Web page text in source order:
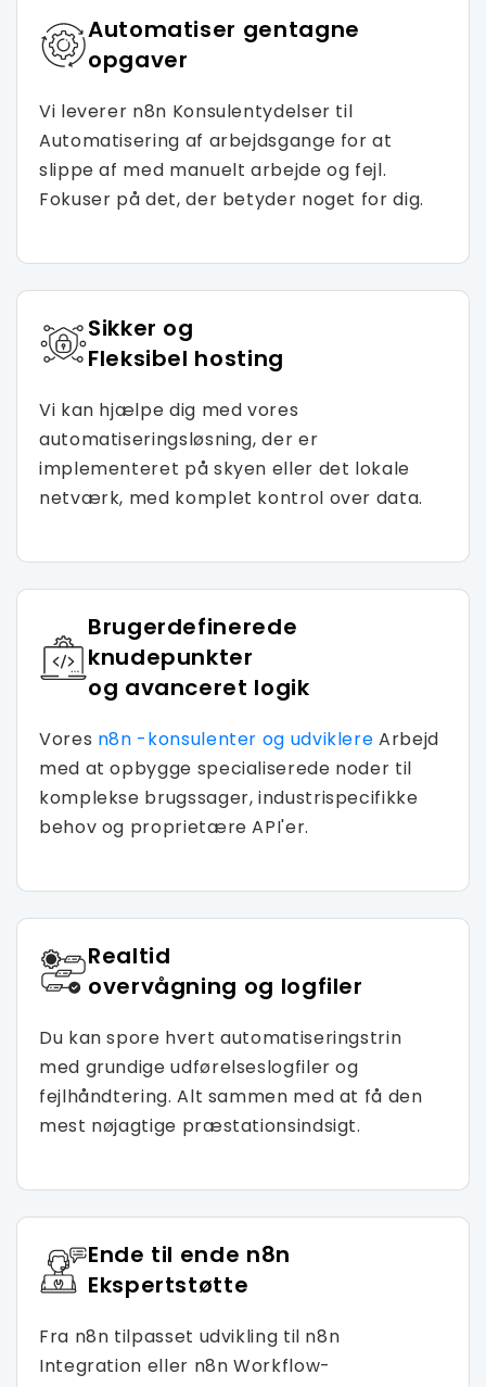
Automatiser gentagne
opgaver
Vi leverer n8n Konsulentydelser til
Automatisering af arbejdsgange for at
slippe af med manuelt arbejde og fejl.
Fokuser på det, der betyder noget for dig.
Sikker og
Fleksibel hosting
Vi kan hjælpe dig med vores
automatiseringsløsning, der er
implementeret på skyen eller det lokale
netværk, med komplet kontrol over data.
Brugerdefinerede
knudepunkter
og avanceret logik
Vores n8n -konsulenter og udviklereArbejd
med at opbygge specialiserede noder til
komplekse brugssager, industrispecifikke
behov og proprietære API'er.
Realtid
overvågning og logfiler
Du kan spore hvert automatiseringstrin
med grundige udførelseslogfiler og
fejlhåndtering. Alt sammen med at få den
mest nøjagtige præstationsindsigt.
Ende til ende n8n
Ekspertstøtte
Fra n8n tilpasset udvikling til n8n
Integration eller n8n Workflow-